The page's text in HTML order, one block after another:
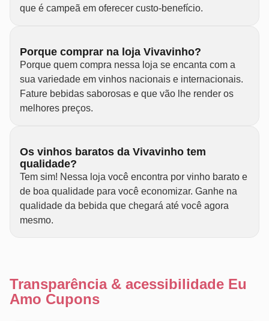
que é campeã em oferecer custo-benefício.
Porque comprar na loja Vivavinho?
Porque quem compra nessa loja se encanta com a
sua variedade em vinhos nacionais e internacionais.
Fature bebidas saborosas e que vão lhe render os
melhores preços.
Os vinhos baratos da Vivavinho tem
qualidade?
Tem sim! Nessa loja você encontra por vinho barato e
de boa qualidade para você economizar. Ganhe na
qualidade da bebida que chegará até você agora
mesmo.
Transparência & acessibilidade Eu
Amo Cupons